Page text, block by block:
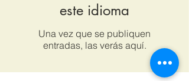
este idioma
Una vez que se publiquen
entradas, las verás aquí.